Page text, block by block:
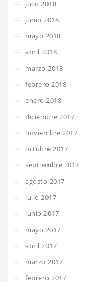
julio 2018
junio 2018
mayo 2018
abril 2018
marzo 2018
febrero 2018
enero 2018
diciembre 2017
noviembre 2017
octubre 2017
septiembre 2017
agosto 2017
julio 2017
junio 2017
mayo 2017
abril 2017
marzo 2017
febrero 2017